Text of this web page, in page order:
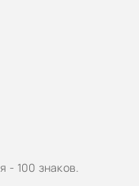
100 знаков.